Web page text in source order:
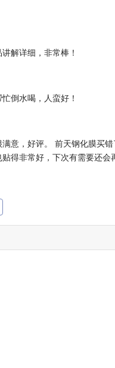
解详细，非常棒！
倒水喝，人蛮好！
意，好评。 前天钢化膜买
得非常好，下次有需要还会